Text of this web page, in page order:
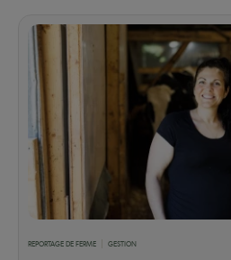
REPORTAGE DE FERME GESTION